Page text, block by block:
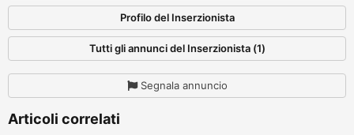
Profilo del Inserzionista
Tutti gli annunci del Inserzionista (1)
Segnala annuncio
Articoli correlati